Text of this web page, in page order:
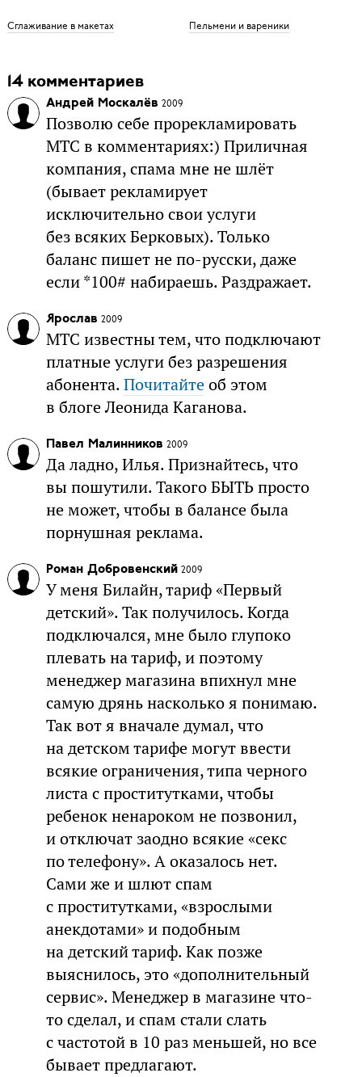
Сглаживание в макетах Пельмени и вареники
14 комментариев
Андрей Москалёв 2009
Позволю себе прорекламировать
МТС в комментариях:) Приличная
компания, спама мне не шлёт
(бывает рекламирует
исключительно свои услуги
без всяких Берковых). Только
баланс пишет не по-русски, даже
если *100# набираешь. Раздражает.
Ярослав 2009
МТС известны тем, что подключают
платные услуги без разрешения
абонента.Почитайтеоб этом
в блоге Леонида Каганова.
Павел Малинников 2009
Да ладно, Илья. Признайтесь, что
вы пошутили. Такого БЫТЬ просто
не может, чтобы в балансе была
порнушная реклама.
Роман Добровенский 2009
У меня Билайн, тариф «Первый
детский». Так получилось. Когда
подключался, мне было глупоко
плевать на тариф, и поэтому
менеджер магазина впихнул мне
самую дрянь насколько я понимаю.
Так вот я вначале думал, что
на детском тарифе могут ввести
всякие ограничения, типа черного
листа с проститутками, чтобы
ребенок ненароком не позвонил,
и отключат заодно всякие «секс
по телефону». А оказалось нет.
Сами же и шлют спам
с проститутками, «взрослыми
анекдотами» и подобным
на детский тариф. Как позже
выяснилось, это «дополнительный
сервис». Менеджер в магазине что-
то сделал, и спам стали слать
с частотой в 10 раз меньшей, но все
бывает предлагают.